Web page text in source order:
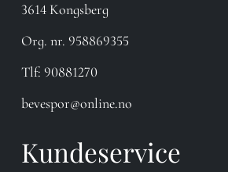
3614 Kongsberg
Org. nr. 958869355
Tlf: 90881270
bevespor@online.no
Kundeservice